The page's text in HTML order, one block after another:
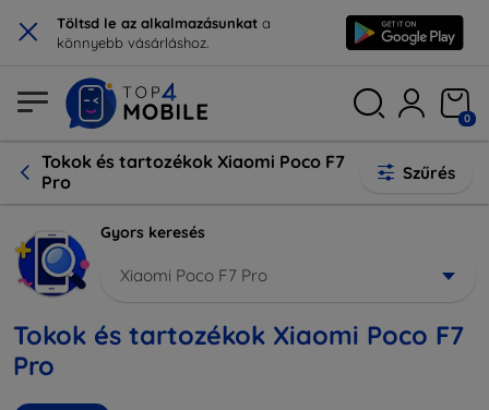
× Töltsd le az alkalmazásunkat a
könnyebb vásárláshoz.
0
Tokok és tartozékok Xiaomi Poco F7
Pro
Szűrés
Gyors keresés
Xiaomi Poco F7 Pro
Tokok és tartozékok Xiaomi Poco F7
Pro